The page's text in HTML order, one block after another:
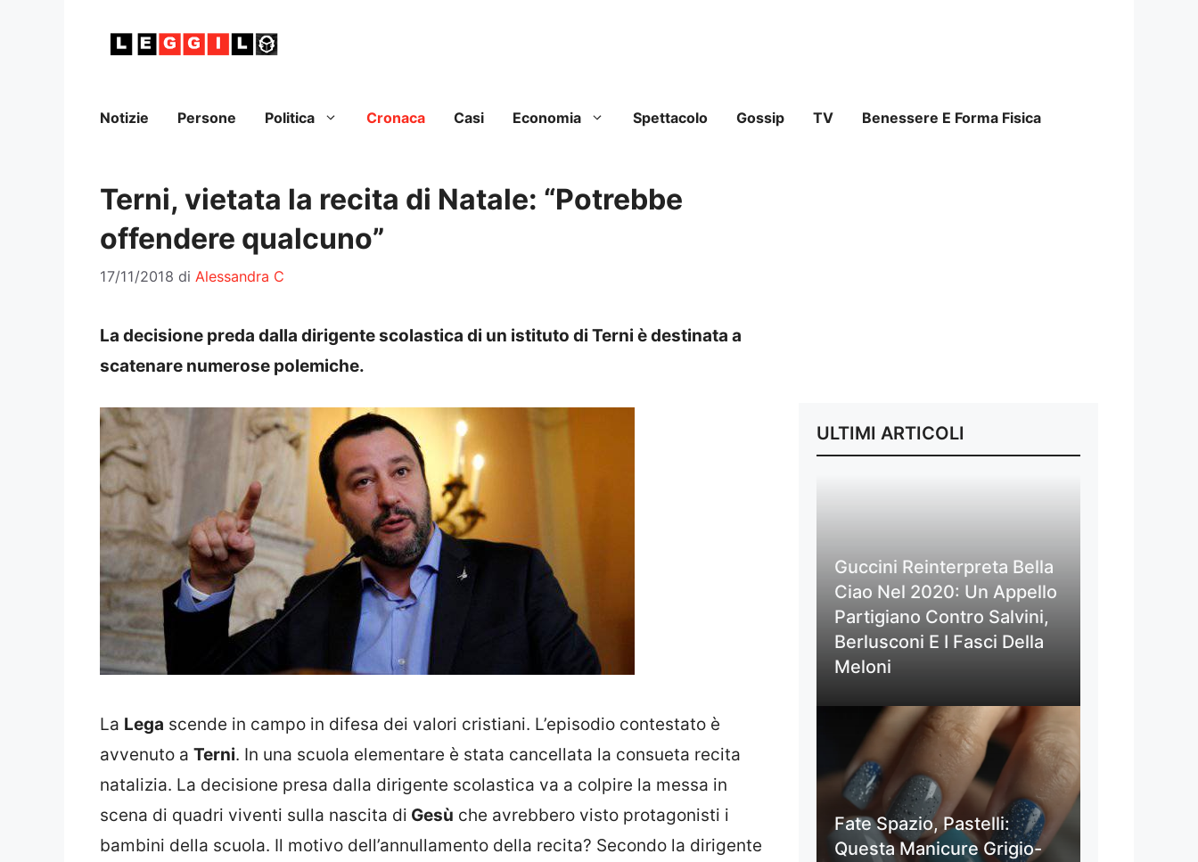
Notizie Persone Politica Cronaca Casi Economia Spettacolo Gossip TV Benessere E Forma Fisica
Terni, vietata la recita di Natale: “Potrebbe
offendere qualcuno”
17/11/2018 di Alessandra C
La decisione preda dalla dirigente scolastica di un istituto di Terni è destinata a
scatenare numerose polemiche.
La Lega scende in campo in difesa dei valori cristiani. L’episodio contestato è
avvenuto a Terni. In una scuola elementare è stata cancellata la consueta recita
natalizia. La decisione presa dalla dirigente scolastica va a colpire la messa in
scena di quadri viventi sulla nascita di Gesù che avrebbero visto protagonisti i
bambini della scuola. Il motivo dell’annullamento della recita? Secondo la dirigente
ULTIMI ARTICOLI
Guccini Reinterpreta Bella
Ciao Nel 2020: Un Appello
Partigiano Contro Salvini,
Berlusconi E I Fasci Della
Meloni
Fate Spazio, Pastelli:
Questa Manicure Grigio-